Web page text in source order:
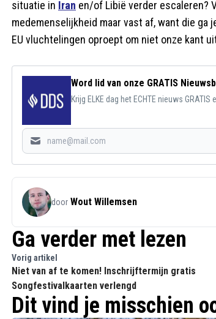
situatie in Iran en/of Libië verder escaleren?
medemenselijkheid maar vast af, want die
EU vluchtelingen oproept om niet onze kant
Word lid van onze GRATIS
Krijg ELKE dag het ECHTE nieuws
door Wout Willemsen
Ga verder met lezen
Vorig artikel
Niet van af te komen! Inschrijftermijn gratis
Songfestivalkaarten verlengd
Dit vind je misschien